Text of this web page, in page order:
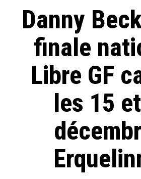
Danny
finale
Libre GF
les 15